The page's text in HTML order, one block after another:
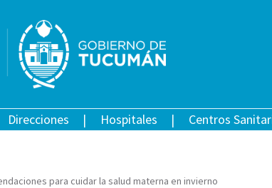
Direcciones Hospitales Centros
para cuidar la salud materna en invierno